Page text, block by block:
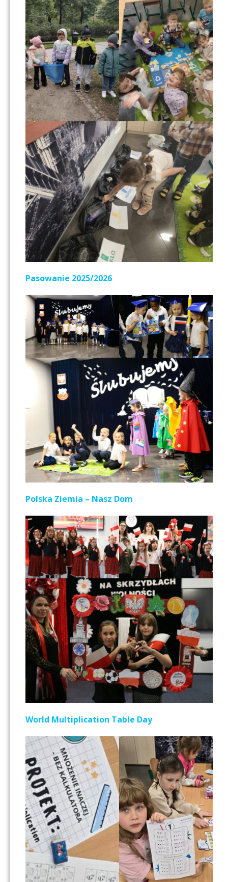
Pasowanie 2025/2026
Polska Ziemia – Nasz Dom
World Multiplication Table Day